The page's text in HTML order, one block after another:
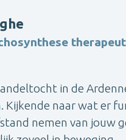
therapeut
in de
Kijkende naar wat er
nemen van jouw